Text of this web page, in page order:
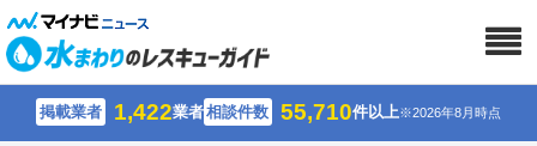
掲載業者 1,422業者相談件数 55,710件以上※2026年8月時点